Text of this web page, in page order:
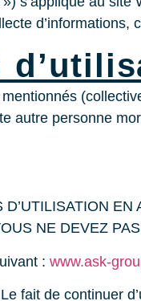
d’informations,
autre personne
NE DEVEZ
: www.ask-
fait de continuer